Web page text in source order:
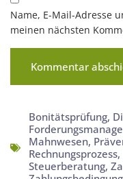
Name, E-Mail-Adresse
meinen nächsten
Bonitätsprüfung,
Mahnwesen,
Rechnungsprozess,
Steuerberatung,